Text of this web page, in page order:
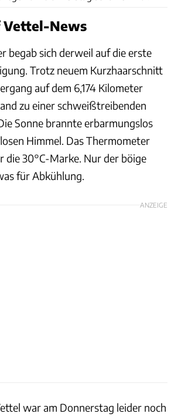
Vettel-News
begab sich derweil auf die erste
Trotz neuem Kurzhaarschnitt
auf dem 6,174 Kilometer
zu einer schweißtreibenden
Sonne brannte erbarmungslos
Himmel. Das Thermometer
die 30°C-Marke. Nur der böige
für Abkühlung.
ANZEIGE
war am Donnerstag leider noch